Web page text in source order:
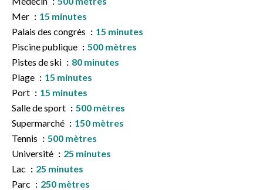
Mer
15 minutes
Palais des congrès
15 minutes
Piscine publique
500 mètres
Pistes de ski
80 minutes
Plage
15 minutes
Port
15 minutes
Salle de sport
500 mètres
Supermarché
150 mètres
Tennis
500 mètres
Université
25 minutes
Lac
25 minutes
Parc
250 mètres